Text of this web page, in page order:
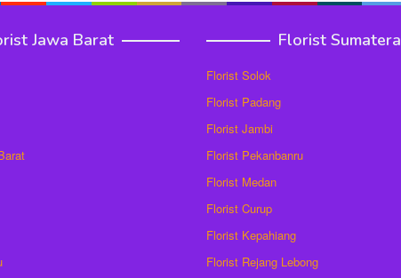
Jawa Barat Florist Sumatera
Florist Solok
Florist Padang
Florist Jambi
Florist Pekanbanru
Florist Medan
Florist Curup
Florist Kepahiang
Florist Rejang Lebong